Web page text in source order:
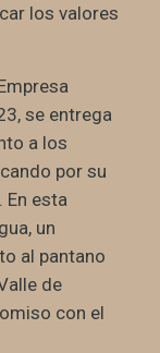
los valores
se entrega
a los
por su
esta
un
al pantano
de
con el